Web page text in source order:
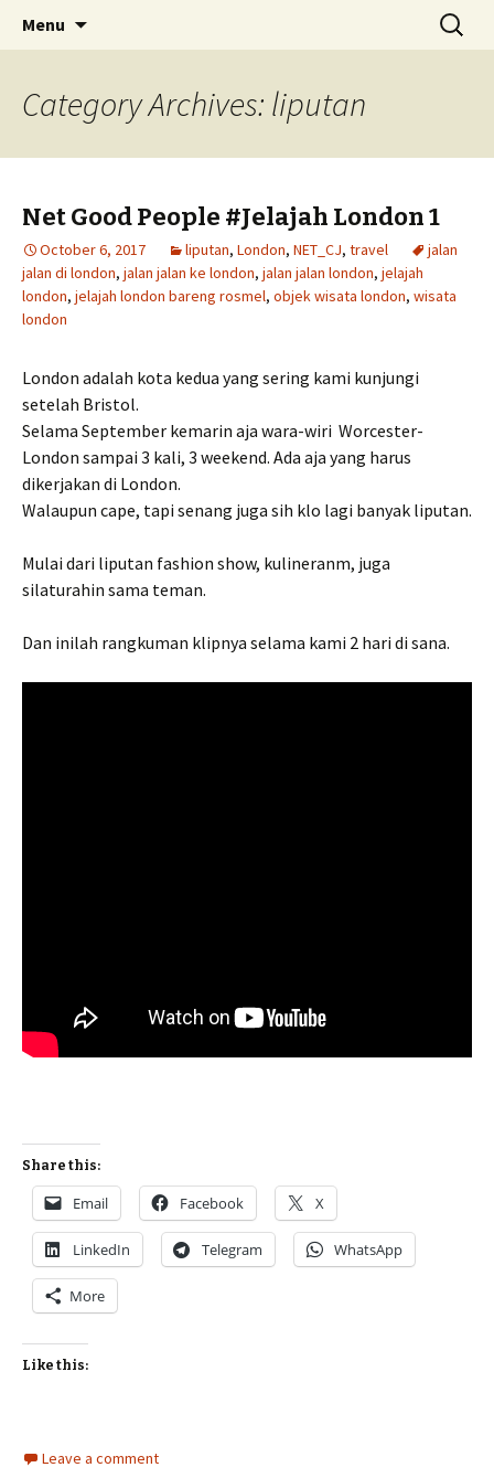
Menu
Search
for:
Category Archives: liputan
Net Good People #Jelajah London 1
October 6, 2017 liputan, London, NET_CJ, travel
jalan
jalan di london, jalan jalan ke london, jalan jalan london, jelajah
london, jelajah london bareng rosmel, objek wisata london, wisata
london
London adalah kota kedua yang sering kami kunjungi
setelah Bristol.
Selama September kemarin aja wara-wiri Worcester-
London sampai 3 kali, 3 weekend. Ada aja yang harus
dikerjakan di London.
Walaupun cape, tapi senang juga sih klo lagi banyak liputan.
Mulai dari liputan fashion show, kulineranm, juga
silaturahin sama teman.
Dan inilah rangkuman klipnya selama kami 2 hari di sana.
Share this:
Email Facebook X
LinkedIn Telegram WhatsApp
More
Like this:
Leave a comment